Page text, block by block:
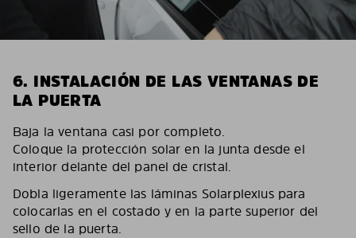
6. INSTALACIÓN DE LAS VENTANAS DE
LA PUERTA
Baja la ventana casi por completo.
Coloque la protección solar en la junta desde el
interior delante del panel de cristal.
Dobla ligeramente las láminas Solarplexius para
colocarlas en el costado y en la parte superior del
sello de la puerta.